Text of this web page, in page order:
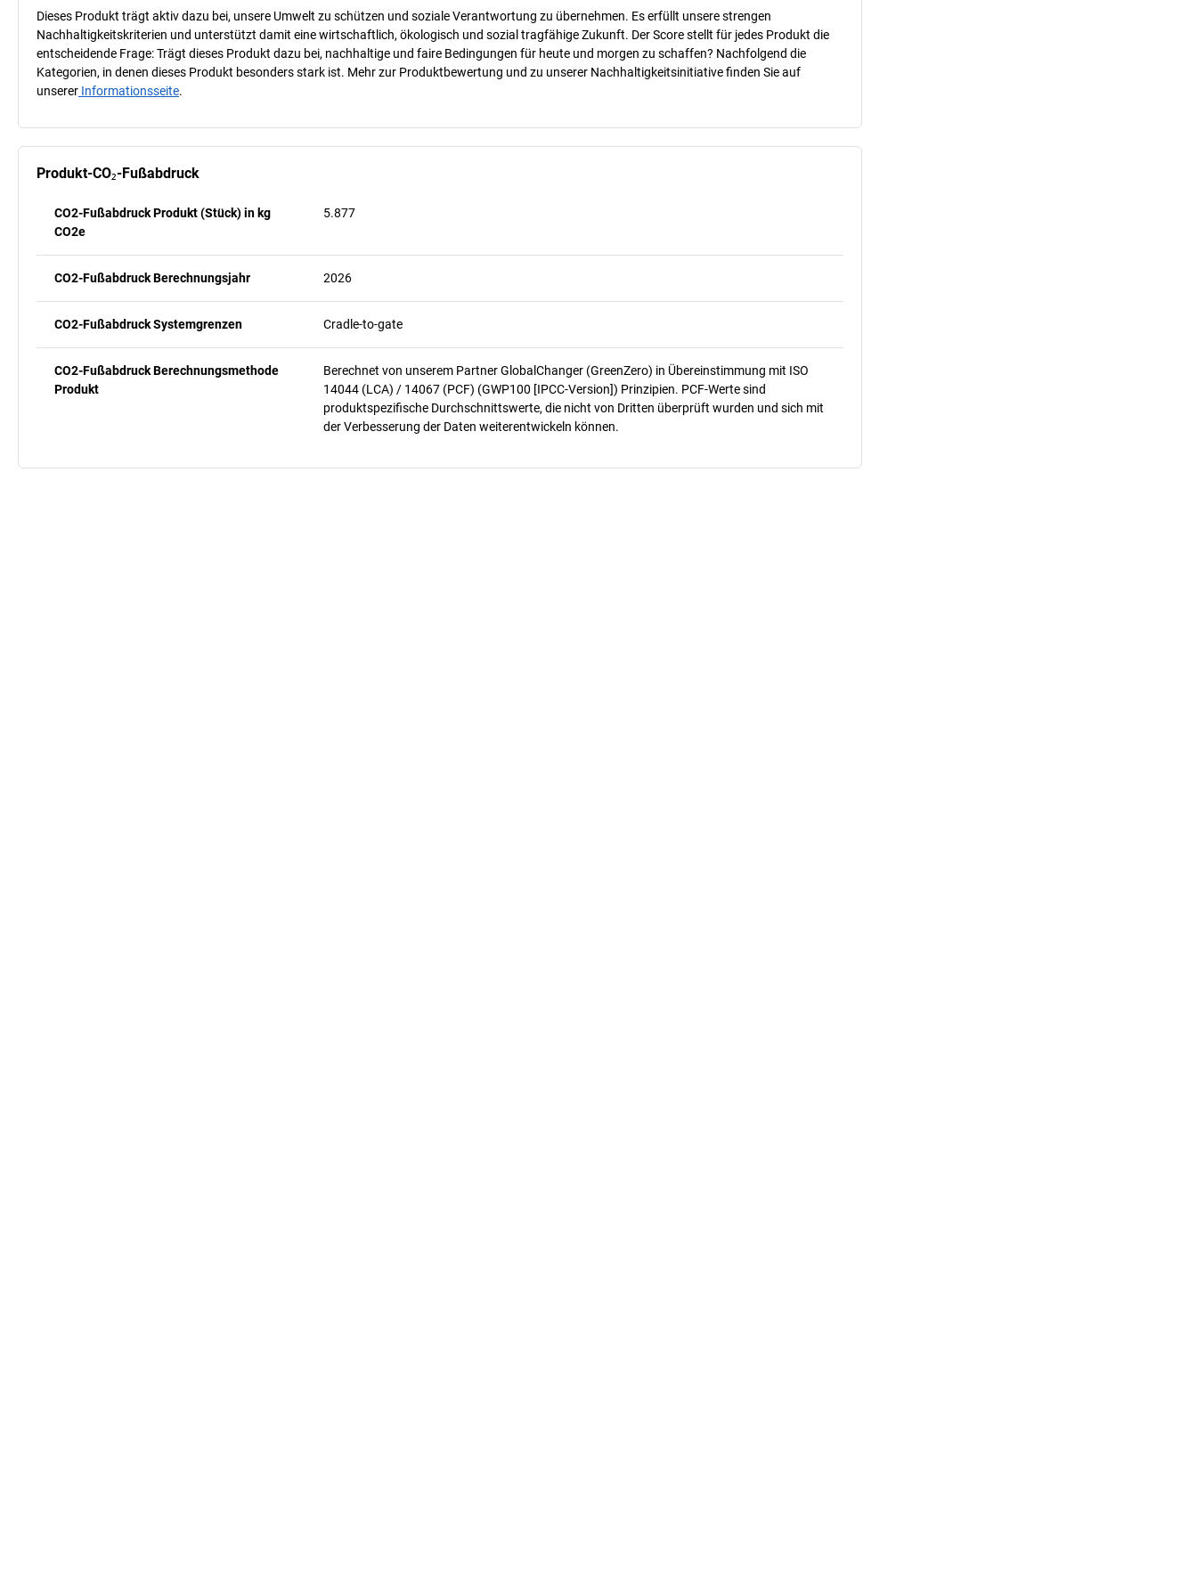
Dieses Produkt trägt aktiv dazu bei, unsere Umwelt zu schützen und soziale Verantwortung zu übernehmen. Es erfüllt unsere strengen
Nachhaltigkeitskriterien und unterstützt damit eine wirtschaftlich, ökologisch und sozial tragfähige Zukunft. Der Score stellt für jedes Produkt die
entscheidende Frage: Trägt dieses Produkt dazu bei, nachhaltige und faire Bedingungen für heute und morgen zu schaffen? Nachfolgend die
Kategorien, in denen dieses Produkt besonders stark ist. Mehr zur Produktbewertung und zu unserer Nachhaltigkeitsinitiative finden Sie auf
unserer Informationsseite.
Produkt-CO₂-Fußabdruck
CO2-Fußabdruck Produkt (Stück) in kg
CO2e
5.877
CO2-Fußabdruck Berechnungsjahr 2026
CO2-Fußabdruck Systemgrenzen Cradle-to-gate
CO2-Fußabdruck Berechnungsmethode
Produkt
Berechnet von unserem Partner GlobalChanger (GreenZero) in Übereinstimmung mit ISO
14044 (LCA) / 14067 (PCF) (GWP100 [IPCC-Version]) Prinzipien. PCF-Werte sind
produktspezifische Durchschnittswerte, die nicht von Dritten überprüft wurden und sich mit
der Verbesserung der Daten weiterentwickeln können.